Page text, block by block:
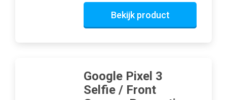
Bekijk product
Google Pixel 3
Selfie / Front